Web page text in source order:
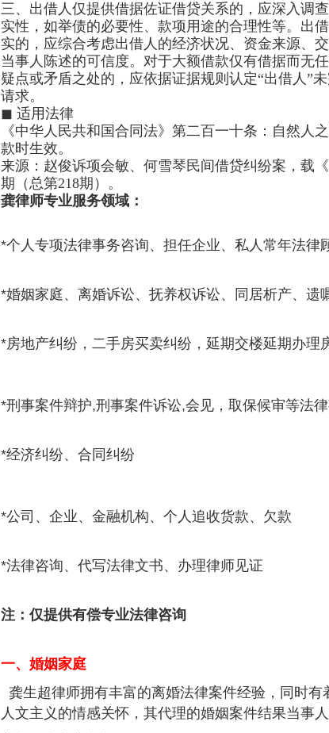
三、出借人仅提供借据佐证借贷关系的，应深入调
实性，如举债的必要性、款项用途的合理性等。出
实的，应综合考虑出借人的经济状况、资金来源、
当事人陈述的可信度。对于大额借款仅有借据而无
疑点或矛盾之处的，应依据证据规则认定“出借人”
请求。
◼ 适用法律
《中华人民共和国合同法》第二百一十条：自然人
款时生效。
来源： 赵俊诉项会敏、何雪琴民间借贷纠纷案，载
期（总第218期）。
龚律师专业服务领域：
*个人专项法律事务咨询、担任企业、私人常年法律
*婚姻家庭、离婚诉讼、抚养权诉讼、同居析产、遗
*房地产纠纷，二手房买卖纠纷，延期交楼延期办理
*刑事案件辩护,刑事案件诉讼,会见，取保候审等法
*经济纠纷、合同纠纷
*公司、企业、金融机构、个人追收货款、欠款
*法律咨询、代写法律文书、办理律师见证
注：仅提供有偿专业法律咨询
一、婚姻家庭
龚生超律师拥有丰富的离婚法律案件经验，同时
人文主义的情感关怀，其代理的婚姻案件结果当事人